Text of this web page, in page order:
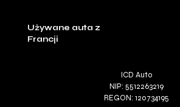
Używane auta z
Francji
ICD Auto
NIP: 5512263219
REGON: 120734195